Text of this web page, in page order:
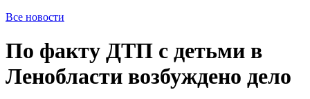
Все новости
По факту ДТП с детьми в
Ленобласти возбуждено дело